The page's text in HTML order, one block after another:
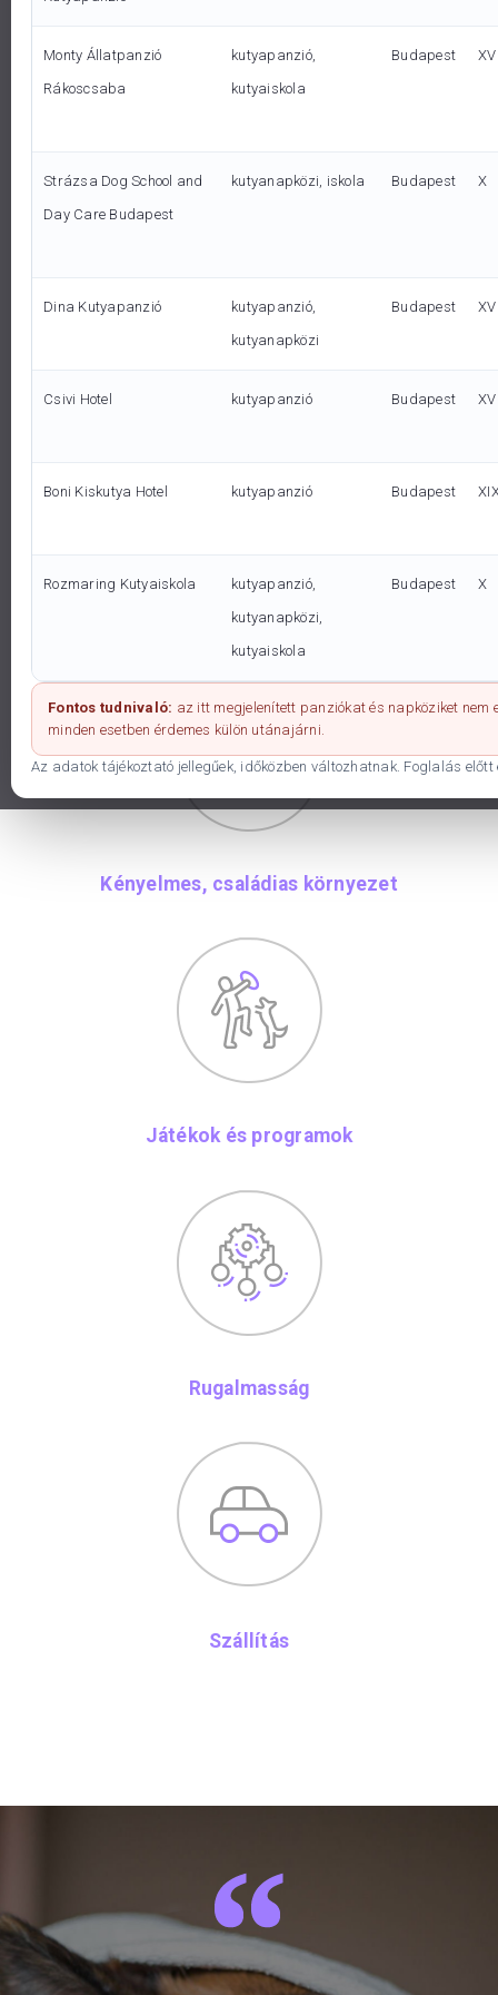
Monty Állatpanzió
Rákoscsaba
kutyapanzió,
kutyaiskola
Budapest
Strázsa Dog School and
Day Care Budapest
kutyanapközi, iskola Budapest X
Dina Kutyapanzió
kutyapanzió,
kutyanapközi
Budapest
Csivi Hotel kutyapanzió Budapest
Boni Kiskutya Hotel kutyapanzió Budapest
Rozmaring Kutyaiskola
kutyapanzió,
kutyanapközi,
kutyaiskola
Budapest X
Fontos tudnivaló: az itt megjelenített panziókat és napköziket
minden esetben érdemes külön utánajárni.
Az adatok tájékoztató jellegűek, időközben változhatnak. Foglalás
válaszolunk minden kérdésedre.
Fókuszban a kutya igényei
Kényelmes, családias környezet
Játékok és programok
Rugalmasság
Szállítás